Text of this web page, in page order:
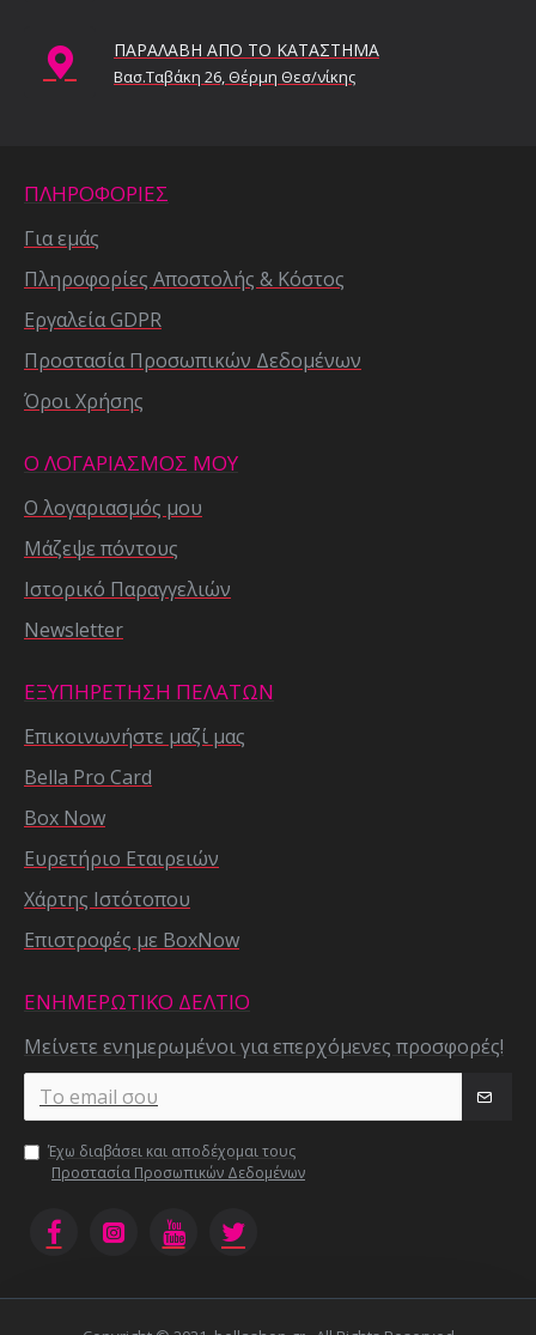
ΠΑΡΑΛΑΒΗ ΑΠΟ ΤΟ ΚΑΤΑΣΤΗΜΑ
Βασ.Ταβάκη 26, Θέρμη Θεσ/νίκης
ΠΛΗΡΟΦΟΡΙΕΣ
Για εμάς
Πληροφορίες Αποστολής & Κόστος
Εργαλεία GDPR
Προστασία Προσωπικών Δεδομένων
Όροι Χρήσης
Ο ΛΟΓΑΡΙΑΣΜΟΣ ΜΟΥ
Ο λογαριασμός μου
Μάζεψε πόντους
Ιστορικό Παραγγελιών
Newsletter
ΕΞΥΠΗΡΕΤΗΣΗ ΠΕΛΑΤΩΝ
Επικοινωνήστε μαζί μας
Bella Pro Card
Box Now
Ευρετήριο Εταιρειών
Χάρτης Ιστότοπου
Επιστροφές με BoxNow
ΕΝΗΜΕΡΩΤΙΚΌ ΔΕΛΤΊΟ
Μείνετε ενημερωμένοι για επερχόμενες προσφορές!
Έχω διαβάσει και αποδέχομαι τους
Προστασία Προσωπικών Δεδομένων